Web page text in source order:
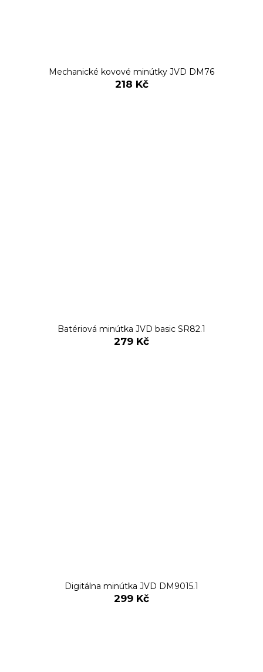
Mechanické kovové minútky JVD DM76
218 Kč
Batériová minútka JVD basic SR82.1
279 Kč
Digitálna minútka JVD DM9015.1
299 Kč